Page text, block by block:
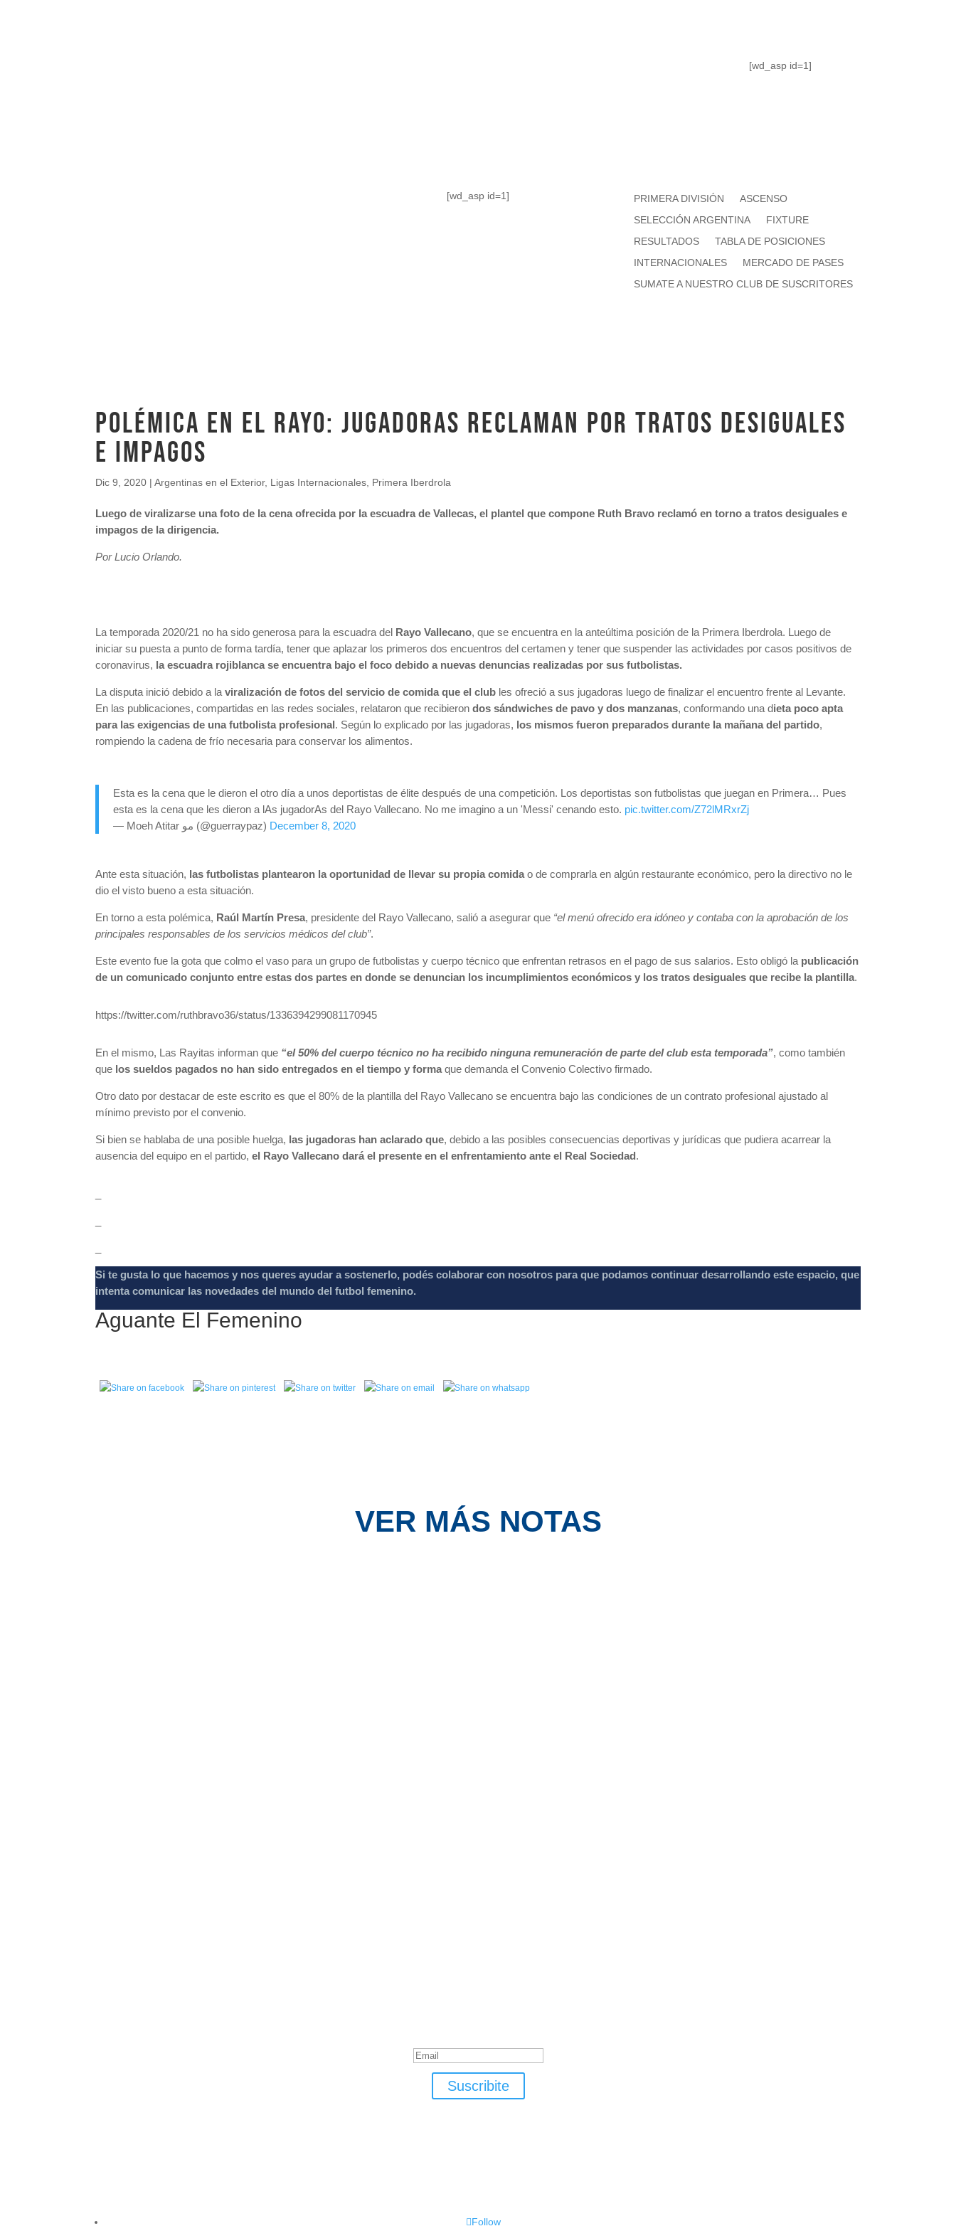
[wd_asp id=1]
[wd_asp id=1] PRIMERA DIVISIÓN
ASCENSO
SELECCIÓN ARGENTINA
FIXTURE
RESULTADOS
TABLA DE POSICIONES
INTERNACIONALES
MERCADO DE PASES
SUMATE A NUESTRO CLUB DE SUSCRITORES
Polémica en el Rayo: jugadoras reclaman por tratos desiguales
e impagos
Dic 9, 2020 |Argentinas en el Exterior, Ligas Internacionales Primera Iberdrola
Luego de viralizarse una foto de la cena ofrecida por la escuadra de Vallecas, el plantel que compone Ruth Bravo reclamó en torno a tratos desiguales e
impagos de la dirigencia.
Por Lucio Orlando.
La temporada 2020/21 no ha sido generosa para la escuadra del Rayo Vallecano, que se encuentra en la anteúltima posición de la Primera Iberdrola. Luego de
iniciar su puesta a punto de forma tardía, tener que aplazar los primeros dos encuentros del certamen y tener que suspender las actividades por casos positivos de
coronavirus, la escuadra rojiblanca se encuentra bajo el foco debido a nuevas denuncias realizadas por sus futbolistas.
La disputa inició debido a la viralización de fotos del servicio de comida que el club les ofreció a sus jugadoras luego de finalizar el encuentro frente al Levante.
En las publicaciones, compartidas en las redes sociales, relataron que recibierondos sándwiches de pavo y dos manzanas, conformando una dieta poco apta
para las exigencias de una futbolista profesional. Según lo explicado por las jugadoras, los mismos fueron preparados durante la mañana del partido,
rompiendo la cadena de frío necesaria para conservar los alimentos.
Esta es la cena que le dieron el otro día a unos deportistas de élite después de una competición. Los deportistas son futbolistas que juegan en Primera… Pues
esta es la cena que les dieron a lAs jugadorAs del Rayo Vallecano. No me imagino a un 'Messi' cenando esto. pic.twitter.com/Z72lMRxrZj
— Moeh Atitar مو (@guerraypaz) December 8, 2020
Ante esta situación, las futbolistas plantearon la oportunidad de llevar su propia comida o de comprarla en algún restaurante económico, pero la directivo no le
dio el visto bueno a esta situación.
En torno a esta polémica, Raúl Martín Presa, presidente del Rayo Vallecano, salió a asegurar que “el menú ofrecido era idóneo y contaba con la aprobación de los
principales responsables de los servicios médicos del club”.
Este evento fue la gota que colmo el vaso para un grupo de futbolistas y cuerpo técnico que enfrentan retrasos en el pago de sus salarios. Esto obligó la publicación
de un comunicado conjunto entre estas dos partes en donde se denuncian los incumplimientos económicos y los tratos desiguales que recibe la plantilla.
https://twitter.com/ruthbravo36/status/1336394299081170945
En el mismo, Las Rayitas informan que “el 50% del cuerpo técnico no ha recibido ninguna remuneración de parte del club esta temporada”, como también
que los sueldos pagados no han sido entregados en el tiempo y forma que demanda el Convenio Colectivo firmado.
Otro dato por destacar de este escrito es que el 80% de la plantilla del Rayo Vallecano se encuentra bajo las condiciones de un contrato profesional ajustado al
mínimo previsto por el convenio.
Si bien se hablaba de una posible huelga, las jugadoras han aclarado que, debido a las posibles consecuencias deportivas y jurídicas que pudiera acarrear la
ausencia del equipo en el partido,el Rayo Vallecano dará el presente en el enfrentamiento ante el Real Sociedad.
Si te gusta lo que hacemos y nos queres ayudar a sostenerlo, podés colaborar con nosotros para que podamos continuar desarrollando este espacio, que
intenta comunicar las novedades del mundo del futbol femenino.
Aguante El Femenino
VER MÁS NOTAS
Suscribite
Follow